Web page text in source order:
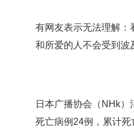
有网友表示无法理解：
和所爱的人不会受到波
日本广播协会（NHk）
死亡病例24例，累计